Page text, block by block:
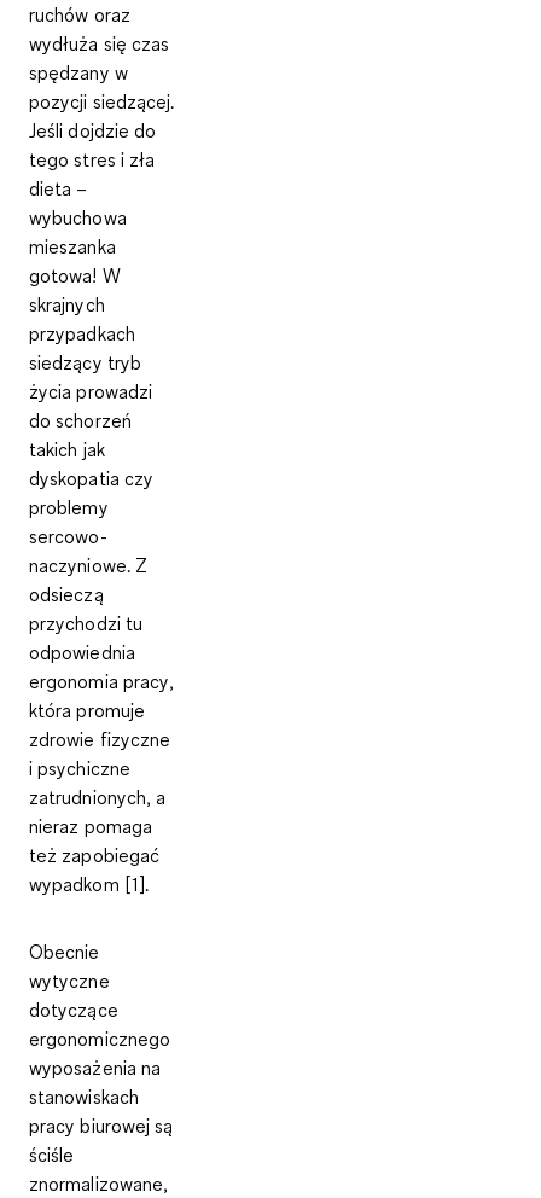
ruchów oraz
wydłuża się czas
spędzany w
pozycji siedzącej.
Jeśli dojdzie do
tego stres i zła
dieta –
wybuchowa
mieszanka
gotowa! W
skrajnych
przypadkach
siedzący tryb
życia prowadzi
do schorzeń
takich jak
dyskopatia czy
problemy
sercowo-
naczyniowe. Z
odsieczą
przychodzi tu
odpowiednia
ergonomia pracy,
którapromuje
zdrowie fizyczne
i psychiczne
zatrudnionych, a
nieraz pomaga
też zapobiegać
wypadkom [1].
Obecnie
wytyczne
dotyczące
ergonomicznego
wyposażenia na
stanowiskach
pracy biurowej są
ściśle
znormalizowane,